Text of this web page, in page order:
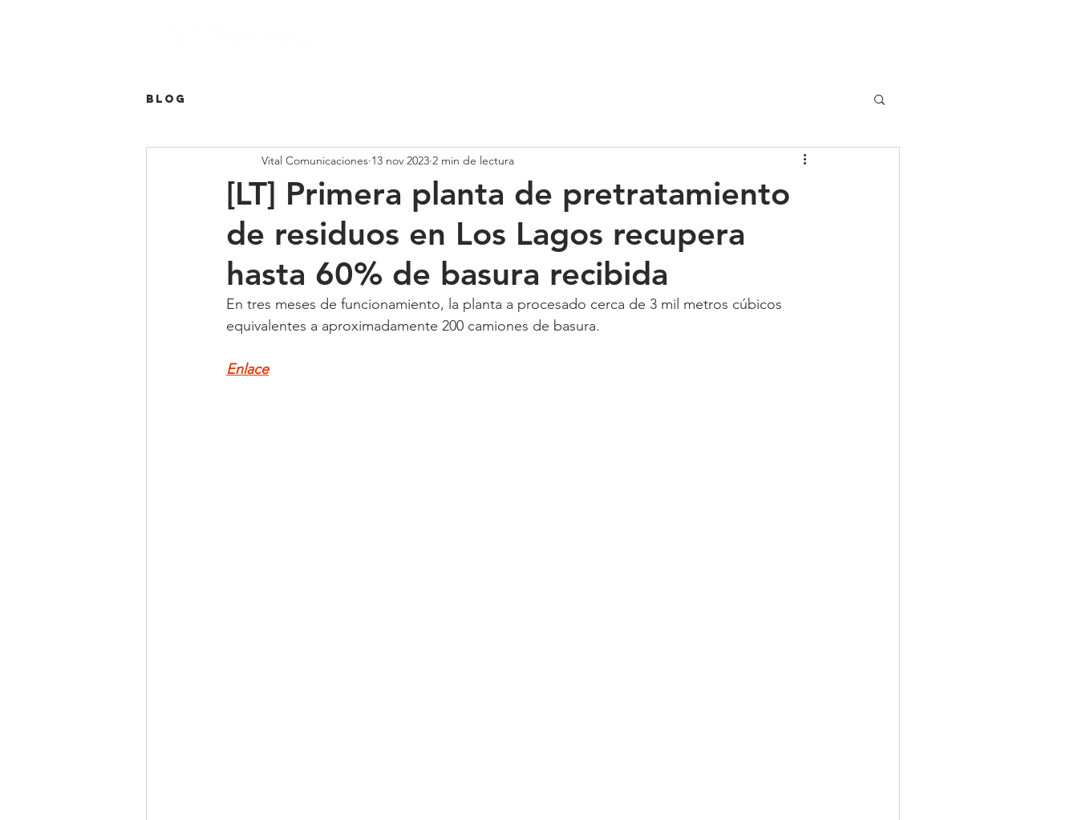
Blog
[LT] Primera planta de pretratamiento
de residuos en Los Lagos recupera
hasta 60% de basura recibida
Vital Comunicaciones 13 nov 2023 2 min de lectura
En tres meses de funcionamiento, la planta a procesado cerca de 3 mil metros cúbicos
equivalentes a aproximadamente 200 camiones de basura.
Enlace